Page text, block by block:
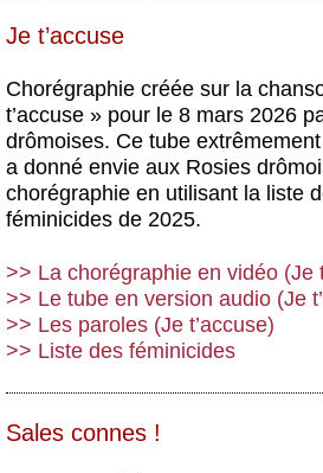
Je t’accuse
Chorégraphie créée sur la
t’accuse » pour le 8 mars 2026
drômoises. Ce tube
a donné envie aux Rosies
chorégraphie en utilisant la liste
féminicides de 2025.
>> La chorégraphie en vidéo (Je
>> Le tube en version audio (Je
>> Les paroles (Je t’accuse)
>> Liste des féminicides
Sales connes !